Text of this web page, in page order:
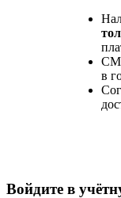
в
Войдите в